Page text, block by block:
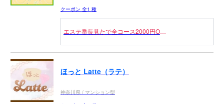
クーポン 全1 種
エステ番長見たで全コース2000円OFF
ほっと Latte（ラテ）
神奈川県 / マンション型